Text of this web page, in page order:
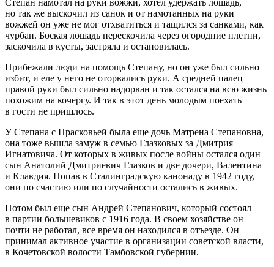
Степан намотал на руки вожжи, хотел удержать лошадь,
но так же выскочил из санок и от намотанных на руки
вожжей он уже не мог отхватиться и тащился за санками, как
чурбан. Боская лошадь перескочила через огородние плетни,
заскочила в кусты, застряла и остановилась.
Прибежали люди на помощь Степану, но он уже был сильно
избит, и еле у него не оторвались руки. А средней палец
правой руки был сильно надорван и так остался на всю жизнь
похожим на кочергу. И так в этот день молодым поехать
в гости не пришлось.
У Степана с Прасковьей была еще дочь Матрена Степановна,
она тоже вышла замуж в семью Глазковых за Дмитрия
Игнатовича. От которых в живых после войны остался один
сын Анатолий Дмитриевич Глазков и две дочери, Валентина
и Клавдия. Попав в Сталинградскую канонаду в 1942 году,
они по счастию или по случайности остались в живых.
Потом был еще сын Андрей Степанович, который состоял
в партии большевиков с 1916 года. В своем хозяйстве он
почти не работал, все время он находился в отъезде. Он
принимал активное участие в организации советской власти,
в Кочетовской волости Тамбовской губернии.